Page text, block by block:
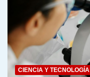
CIENCIA Y TECNOLOGÍA